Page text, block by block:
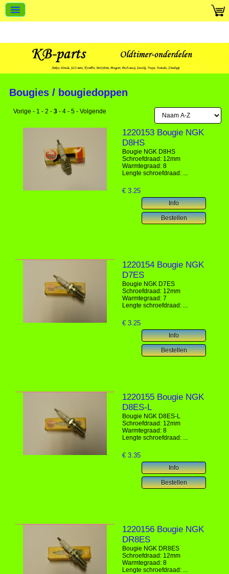
Bougies / bougiedoppen
Vorige - 1 - 2 - 3 - 4 - 5 - Volgende
1220153 Bougie NGK
D8HS
Bougie NGK D8HS
Schroefdraad: 12mm
Warmtegraad: 8
Lengte schroefdraad: ...
€ 3.25
1220154 Bougie NGK
D7ES
Bougie NGK D7ES
Schroefdraad: 12mm
Warmtegraad: 7
Lengte schroefdraad: ...
€ 3.25
1220155 Bougie NGK
D8ES-L
Bougie NGK D8ES-L
Schroefdraad: 12mm
Warmtegraad: 8
Lengte schroefdraad: ...
€ 3.35
1220156 Bougie NGK
DR8ES
Bougie NGK DR8ES
Schroefdraad: 12mm
Warmtegraad: 8
Lengte schroefdraad: ...